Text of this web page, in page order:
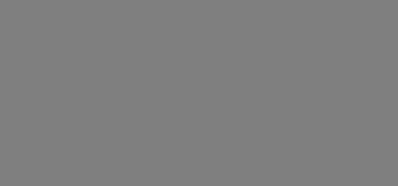
écoute
sur-mesure et repartez